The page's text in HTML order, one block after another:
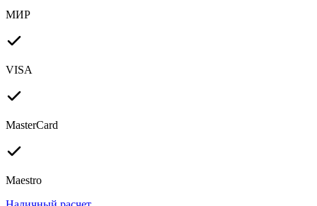
МИР
VISA
MasterCard
Maestro